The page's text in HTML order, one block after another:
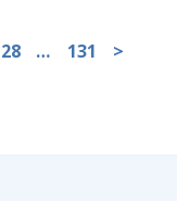
… 131 >